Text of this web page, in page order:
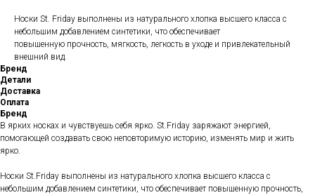
Носки St. Friday выполнены из натурального хлопка высшего класса с
небольшим добавлением синтетики, что обеспечивает
повышенную прочность, мягкость, легкость в уходе и привлекательный
внешний вид.
Бренд
Детали
Доставка
Оплата
Бренд
В ярких носках и чувствуешь себя ярко. St.Friday заряжают энергией,
помогающей создавать свою неповторимую историю, изменять мир и жить
ярко.
Носки St.Friday выполнены из натурального хлопка высшего класса с
небольшим добавлением синтетики, что обеспечивает повышенную прочность,